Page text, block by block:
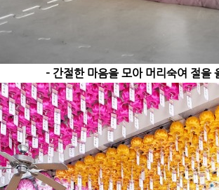
- 간절한 마음을 모아 머리숙여 절을